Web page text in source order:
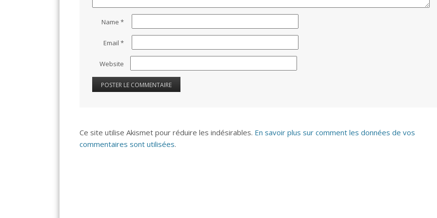
Name*
Email*
Website
Ce site utilise Akismet pour réduire les indésirables. En savoir plus sur comment les données de vos
commentaires sont utilisées.